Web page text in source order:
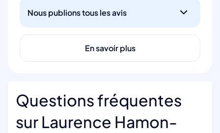
Nous publions tous les avis
En savoir plus
Questions fréquentes
sur Laurence Hamon-